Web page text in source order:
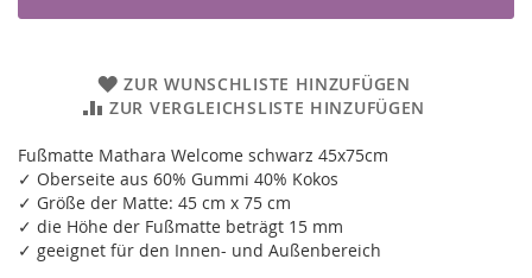
ZUR WUNSCHLISTE HINZUFÜGEN
ZUR VERGLEICHSLISTE HINZUFÜGEN
Fußmatte Mathara Welcome schwarz 45x75cm
✓ Oberseite aus 60% Gummi 40% Kokos
✓ Größe der Matte: 45 cm x 75 cm
✓ die Höhe der Fußmatte beträgt 15 mm
✓ geeignet für den Innen- und Außenbereich